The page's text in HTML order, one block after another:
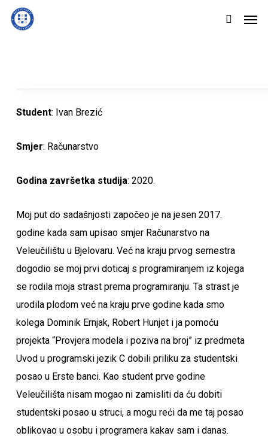
Skip
search
Student: Ivan Brezić
Smjer: Računarstvo
Godina završetka studija: 2020.
Moj put do sadašnjosti započeo je na jesen 2017.
godine kada sam upisao smjer Računarstvo na
Veleučilištu u Bjelovaru. Već na kraju prvog semestra
dogodio se moj prvi doticaj s programiranjem iz kojega
se rodila moja strast prema programiranju. Ta strast je
urodila plodom već na kraju prve godine kada smo
kolega Dominik Ernjak, Robert Hunjet i ja pomoću
projekta “Provjera modela i poziva na broj” iz predmeta
Uvod u programski jezik C dobili priliku za studentski
posao u Erste banci. Kao student prve godine
Veleučilišta nisam mogao ni zamisliti da ću dobiti
studentski posao u struci, a mogu reći da me taj posao
oblikovao u osobu i programera kakav sam i danas.